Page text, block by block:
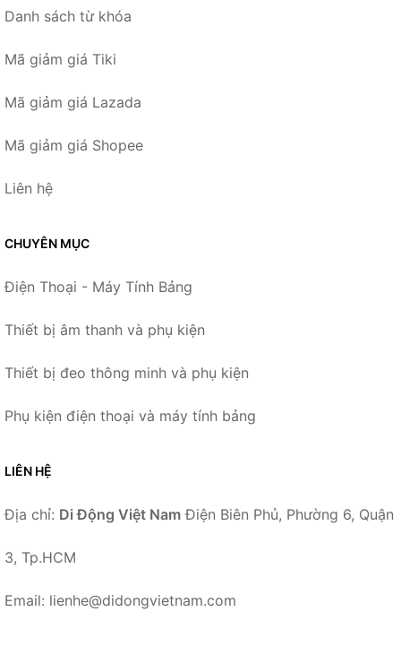
Danh sách từ khóa
Mã giảm giá Tiki
Mã giảm giá Lazada
Mã giảm giá Shopee
Liên hệ
CHUYÊN MỤC
Điện Thoại - Máy Tính Bảng
Thiết bị âm thanh và phụ kiện
Thiết bị đeo thông minh và phụ kiện
Phụ kiện điện thoại và máy tính bảng
LIÊN HỆ
Địa chỉ: Di Động Việt Nam Điện Biên Phủ, Phường 6, Quận
3, Tp.HCM
Email: lienhe@didongvietnam.com